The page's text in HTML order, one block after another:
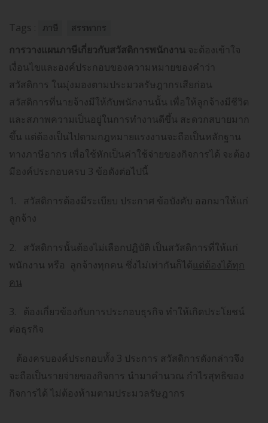
Tags : ภาษี สรรพากร
การวางแผนภาษีเกี่ยวกับสวัสดิการพนักงาน จะต้องเข้าใจ
เงื่อนไขและองค์ประกอบของความหมายของคำว่า
สวัสดิการ ในมุ่งมองตามประมวลรัษฎากรเสียก่อน
สวัสดิการที่นายจ้างมีให้กับพนักงานนั้น เพื่อให้ลูกจ้างมีชีวิต
และสภาพความเป็นอยู่ในการทำงานดีขึ้น สะดวกสบายมาก
ขึ้น แต่ต้องเป็นไปตามกฎหมายแรงงานจะถือเป็นหลักฐาน
ทางภาษีอากร เพื่อใช้หักเป็นค่าใช้จ่ายของกิจการได้ จะต้อง
มีองค์ประกอบครบ 3 ข้อดังต่อไปนี้
1. สวัสดิการต้องมีระเบียบ ประกาศ ข้อบังคับ ออกมาให้แก่
ลูกจ้าง
2. สวัสดิการนั้นต้องไม่เลือกปฏิบัติ เป็นสวัสดิการที่ให้แก่
พนักงาน หรือ ลูกจ้างทุกคน ซึ่งไม่เท่ากันก็ได้แต่ต้องได้ทุก
คน
3. ต้องเกี่ยวข้องกับการประกอบธุรกิจ ทำให้เกิดประโยชน์
ต่อธุรกิจ
ต้องครบองค์ประกอบทั้ง 3 ประการ สวัสดิการดังกล่าวจึง
จะถือเป็นรายจ่ายของกิจการ นำมาคำนวณ กำไรสุทธิของ
กิจการได้ ไม่ต้องห้ามตามประมวลรัษฎากร